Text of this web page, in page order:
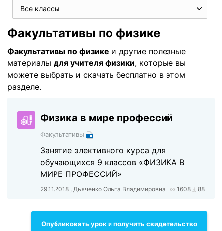
Все классы
Факультативы по физике
Факультативы по физике и другие полезные
материалы для учителя физики, которые вы
можете выбрать и скачать бесплатно в этом
разделе.
Физика в мире профессий
Факультативы
Занятие элективного курса для
обучающихся 9 классов «ФИЗИКА В
МИРЕ ПРОФЕССИЙ»
29.11.2018 , Дьяченко Ольга Владимировна 1608 88
Опубликовать урок и получить свидетельство